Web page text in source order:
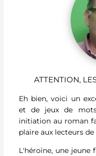
ATTENTION,
Eh bien, voici un
et de jeux de
initiation au roman
plaire aux lecteurs de
L'héroïne, une